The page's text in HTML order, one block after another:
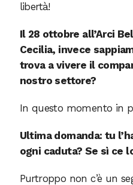
libertà!
Il 28 ottobre all’Arci
Cecilia, invece
trova a vivere il
nostro settore?
In questo momento in
Ultima domanda: tu
ogni caduta? Se sì ce
Purtroppo non c’è un